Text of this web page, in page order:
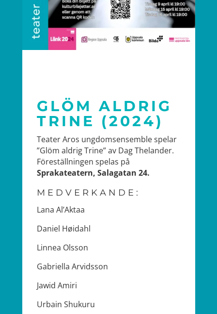
GLÖM ALDRIG
TRINE (2024)
Teater Aros ungdomsensemble spelar
”Glöm aldrig Trine” av Dag Thelander.
Föreställningen spelas på
Sprakateatern, Salagatan 24.
MEDVERKANDE:
Lana Al’Aktaa
Daniel Høidahl
Linnea Olsson
Gabriella Arvidsson
Jawid Amiri
Urbain Shukuru